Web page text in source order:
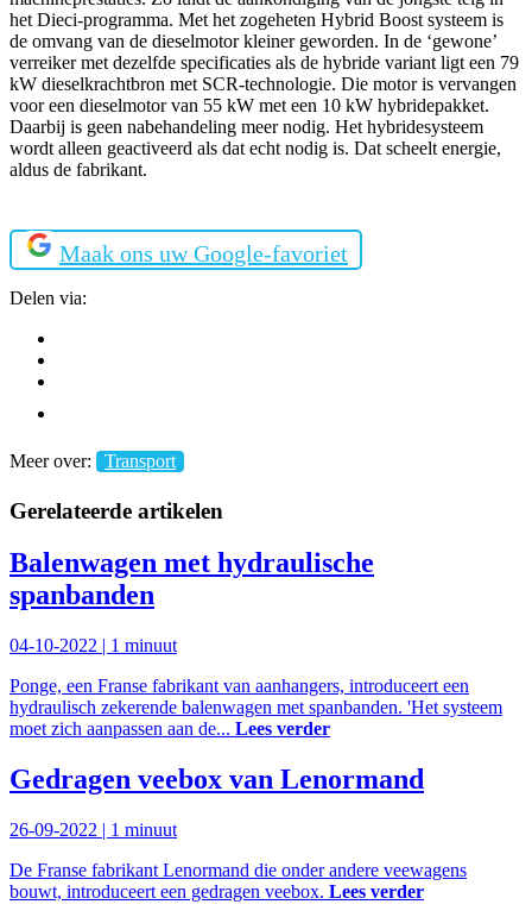
het Dieci-programma. Met het zogeheten Hybrid Boost systeem is
de omvang van de dieselmotor kleiner geworden. In de ‘gewone’
verreiker met dezelfde specificaties als de hybride variant ligt een 79
kW dieselkrachtbron met SCR-technologie. Die motor is vervangen
voor een dieselmotor van 55 kW met een 10 kW hybridepakket.
Daarbij is geen nabehandeling meer nodig. Het hybridesysteem
wordt alleen geactiveerd als dat echt nodig is. Dat scheelt energie,
aldus de fabrikant.
Maak ons uw Google-favoriet
Delen via:
Meer over: Transport
Gerelateerde artikelen
Balenwagen met hydraulische
spanbanden
04-10-2022 | 1 minuut
Ponge, een Franse fabrikant van aanhangers, introduceert een
hydraulisch zekerende balenwagen met spanbanden. 'Het systeem
moet zich aanpassen aan de... Lees verder
Gedragen veebox van Lenormand
26-09-2022 | 1 minuut
De Franse fabrikant Lenormand die onder andere veewagens
bouwt, introduceert een gedragen veebox. Lees verder